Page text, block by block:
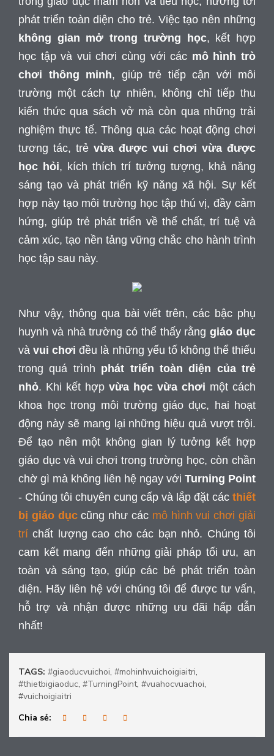
phát triển toàn diện cho trẻ. Việc tạo nên những
không gian mở trong trường học, kết hợp
học tập và vui chơi cùng với các mô hình trò
chơi thông minh, giúp trẻ tiếp cận với môi
trường một cách tự nhiên, không chỉ tiếp thu
kiến thức qua sách vở mà còn qua những trải
nghiệm thực tế. Thông qua các hoạt động chơi
tương tác, trẻ vừa được vui chơi vừa được
học hỏi, kích thích trí tưởng tượng, khả năng
sáng tạo và phát triển kỹ năng xã hội. Sự kết
hợp này tạo môi trường học tập thú vị, đầy cảm
hứng, giúp trẻ phát triển về thể chất, trí tuệ và
cảm xúc, tạo nền tảng vững chắc cho hành trình
học tập sau này.
Như vậy, thông qua bài viết trên, các bậc phụ
huynh và nhà trường có thể thấy rằnggiáo dục
vàvui chơi đều là những yếu tố không thể thiếu
trong quá trình phát triển toàn diện của trẻ
nhỏ. Khi kết hợp vừa học vừa chơi một cách
khoa học trong môi trường giáo dục, hai hoạt
động này sẽ mang lại những hiệu quả vượt trội.
Để tạo nên một không gian lý tưởng kết hợp
giáo dục và vui chơi trong trường học, còn chần
chờ gì mà không liên hệ ngay với Turning Point
- Chúng tôi chuyên cung cấp và lắp đặt các thiết
bị giáo dục cũng như các mô hình vui chơi giải
trí chất lượng cao cho các bạn nhỏ. Chúng tôi
cam kết mang đến những giải pháp tối ưu, an
toàn và sáng tạo, giúp các bé phát triển toàn
diện. Hãy liên hệ với chúng tôi để được tư vấn,
hỗ trợ và nhận được những ưu đãi hấp dẫn
nhất!
TAGS: #giaoducvuichoi, #mohinhvuichoigiaitri,
#thietbigiaoduc, #TurningPoint, #vuahocvuachoi,
#vuichoigiaitri
Chia sẻ: